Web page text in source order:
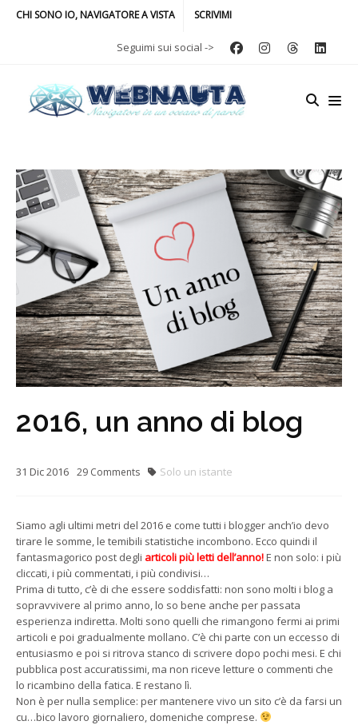
CHI SONO IO, NAVIGATORE A VISTA SCRIVIMI
Seguimi sui social ->
2016, un anno di blog
31 Dic2016 29 Comments Solo un istante
Siamo agli ultimi metri del 2016 e come tutti i blogger anch’io devo
tirare le somme, le temibili statistiche incombono. Ecco quindi il
fantasmagorico post degli articoli più letti dell’anno!E non solo: i più
cliccati, i più commentati, i più condivisi…
Prima di tutto, c’è di che essere soddisfatti: non sono molti i blog a
sopravvivere al primo anno, lo so bene anche per passata
esperienza indiretta. Molti sono quelli che rimangono fermi ai primi
articoli e poi gradualmente mollano. C’è chi parte con un eccesso di
entusiasmo e poi si ritrova stanco di scrivere dopo pochi mesi. E chi
pubblica post accuratissimi, ma non riceve letture o commenti che
lo ricambino della fatica. E restano lì.
Non è per nulla semplice: per mantenere vivo un sito c’è da farsi un
cu…bico lavoro giornaliero, domeniche comprese.